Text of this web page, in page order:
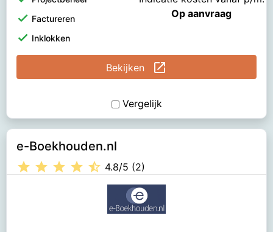
check Factureren
check Inklokken
Op aanvraag
Bekijken open_in_new
Vergelijk
e-Boekhouden.nl
star star star star star_half 4.8/5 (2)